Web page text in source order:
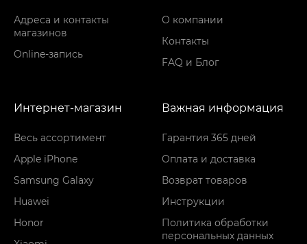
Адреса и контакты
магазинов
Online-запись
О компании
Контакты
FAQ и Блог
Интернет-магазин
Весь ассортимент
Apple iPhone
Samsung Galaxy
Huawei
Honor
Важная информация
Гарантия 365 дней
Оплата и доставка
Возврат товаров
Инструкции
Политика обработки
персональных данных